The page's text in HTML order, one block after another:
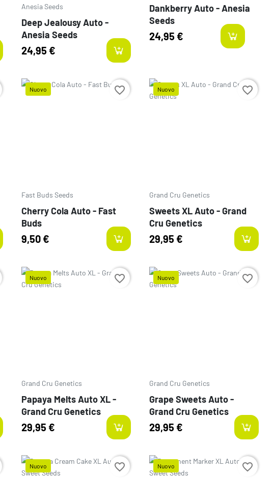
Anesia Seeds
Deep Jealousy Auto -
Anesia Seeds
24,95 €
Dankberry Auto - Anesia
Seeds
24,95 €
Nuovo
Fast Buds Seeds
Cherry Cola Auto - Fast
Buds
9,50 €
favorite_border Nuovo
Grand Cru Genetics
Sweets XL Auto - Grand
Cru Genetics
29,95 €
favorite_border
Nuovo
Grand Cru Genetics
Papaya Melts Auto XL -
Grand Cru Genetics
29,95 €
favorite_border Nuovo
Grand Cru Genetics
Grape Sweets Auto -
Grand Cru Genetics
29,95 €
favorite_border
Nuovo favorite_border Nuovo favorite_border